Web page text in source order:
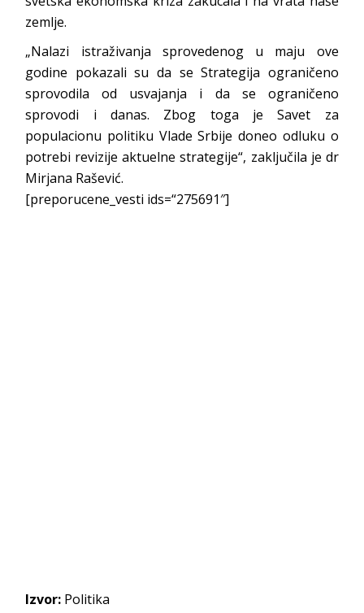
zemlje.
„Nalazi istraživanja sprovedenog u maju ove
godine pokazali su da se Strategija ograničeno
sprovodila od usvajanja i da se ograničeno
sprovodi i danas. Zbog toga je Savet za
populacionu politiku Vlade Srbije doneo odluku o
potrebi revizije aktuelne strategije“, zaključila je dr
Mirjana Rašević.
[preporucene_vesti ids=“275691″]
Izvor: Politika